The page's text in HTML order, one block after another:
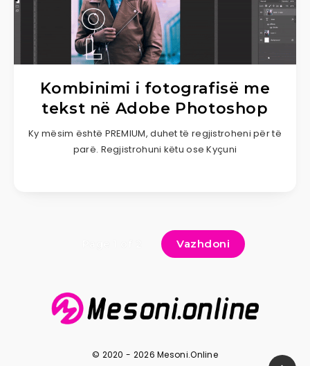
Kombinimi i fotografisë me
tekst në Adobe Photoshop
Ky mësim është PREMIUM, duhet të regjistroheni për të
parë. Regjistrohuni këtu ose Kyçuni
Vazhdoni
© 2020 - 2026 Mesoni.Online